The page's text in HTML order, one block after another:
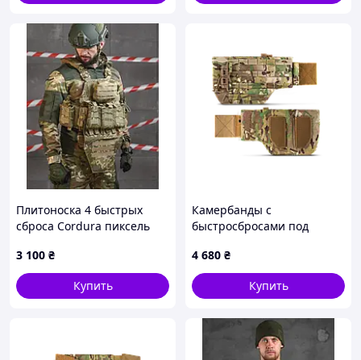
Плитоноска 4 быстрых
сброса Cordura пиксель
3 100 ₴
Купить
Камербанды с
быстросбросами под
WIN PRO, MultiCam, 96-
106см
4 680 ₴
Купить